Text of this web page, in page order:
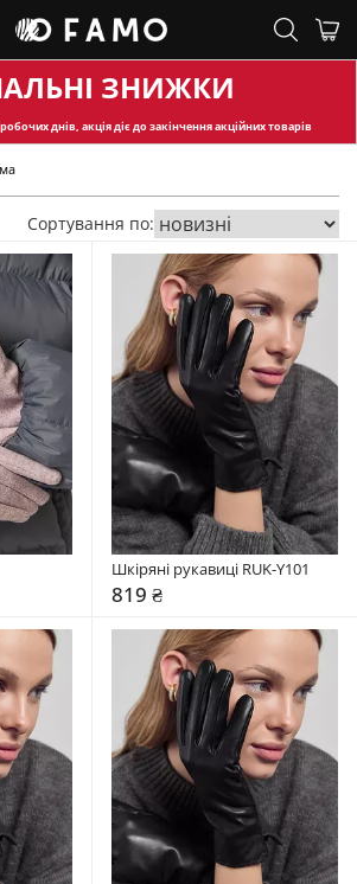
ЗНИЖКИ
днів, акція діє до закінчення акційних товарів
Сортування по:
Шкіряні рукавиці RUK-Y101
819 ₴